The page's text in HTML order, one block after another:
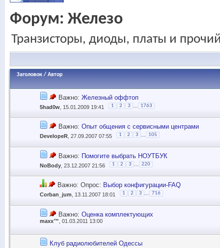
Форум: Железо
Транзисторы, диоды, платы и
Заголовок / Автор
Важно: Железный оффтоп
5had0w , 15.01.2009 19:41 1 2 3 1763
Важно: Опыт общения с сервисными центрами
DevelopeR , 27.09.2007 07:55 1 2 3 105
Важно: Помогите выбрать НОУТБУК
NoBody , 23.12.2007 21:56 1 2 3 220
Важно: Опрос: Выбор конфигурации-FAQ
Corban_jum , 13.11.2007 18:01 1 2 3 716
Важно: Оценка комплектующих
maxx™ , 01.03.2011 13:00
Клуб радиолюбителей Одессы